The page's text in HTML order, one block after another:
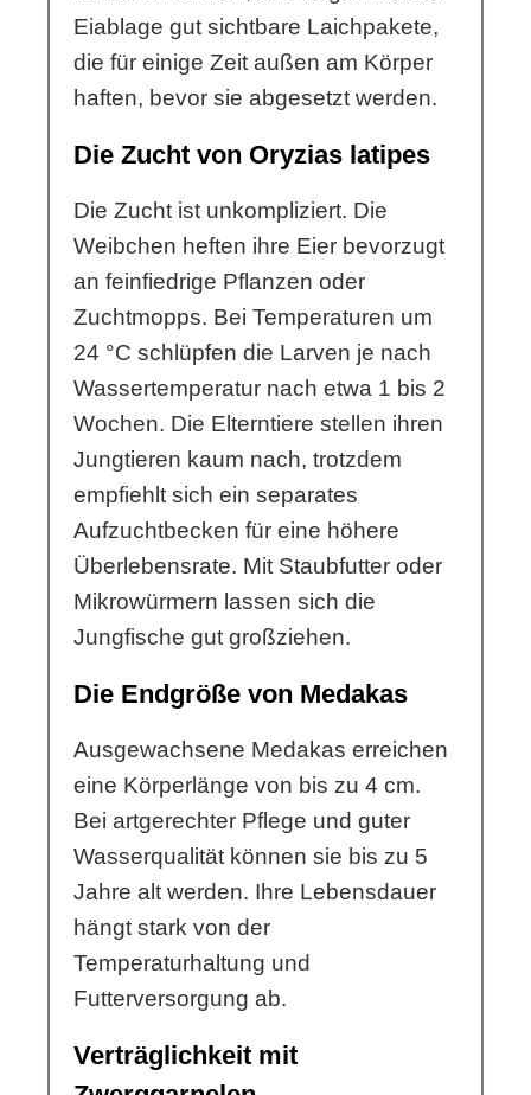
Eiablage gut sichtbare Laichpakete,
die für einige Zeit außen am Körper
haften, bevor sie abgesetzt werden.
Die Zucht von Oryzias latipes
Die Zucht ist unkompliziert. Die
Weibchen heften ihre Eier bevorzugt
an feinfiedrige Pflanzen oder
Zuchtmopps. Bei Temperaturen um
24 °C schlüpfen die Larven je nach
Wassertemperatur nach etwa 1 bis 2
Wochen. Die Elterntiere stellen ihren
Jungtieren kaum nach, trotzdem
empfiehlt sich ein separates
Aufzuchtbecken für eine höhere
Überlebensrate. Mit Staubfutter oder
Mikrowürmern lassen sich die
Jungfische gut großziehen.
Die Endgröße von Medakas
Ausgewachsene Medakas erreichen
eine Körperlänge von bis zu 4 cm.
Bei artgerechter Pflege und guter
Wasserqualität können sie bis zu 5
Jahre alt werden. Ihre Lebensdauer
hängt stark von der
Temperaturhaltung und
Futterversorgung ab.
Verträglichkeit mit